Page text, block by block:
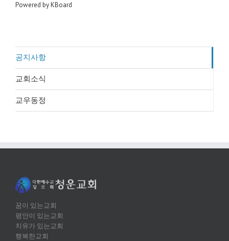
Powered by KBoard
공지사항
교회소식
교우동정
꿈이 있는교회
평안이 있는교회
치유가 있는교회
행복한교회